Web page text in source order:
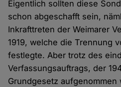
Eigentlich sollten diese
schon abgeschafft sein,
Inkrafttreten der Weimarer
1919, welche die Trennung
festlegte. Aber trotz des
Verfassungsauftrags, der
Grundgesetz aufgenommen